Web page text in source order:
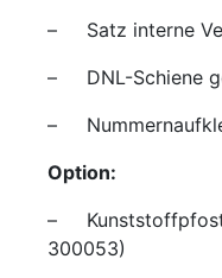
– Satz interne
– DNL-Schiene
–
Option:
–
300053)